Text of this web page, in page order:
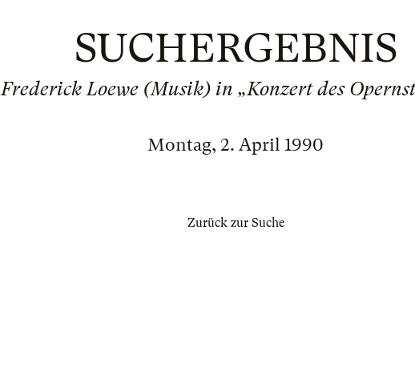
SUCHERGEBNIS
Frederick Loewe (Musik) in „Konzert des
Montag, 2. April 1990
Zurück zur Suche